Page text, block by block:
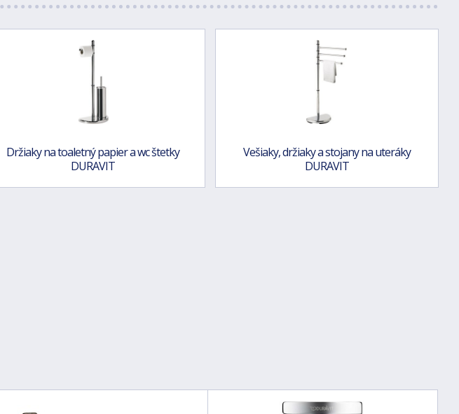
Držiaky na toaletný papier a wc štetky
DURAVIT
Vešiaky, držiaky a stojany na uteráky
DURAVIT